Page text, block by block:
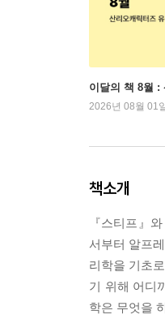
이달의 책 8월 :
2026년 08월 01
책소개
『스티프』
서부터 알프
리학을 기초
기 위해 어디
학은 무엇을